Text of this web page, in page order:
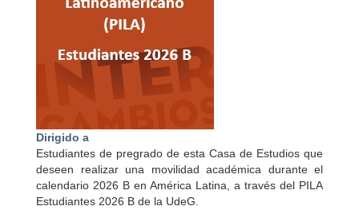
Dirigido a
Estudiantes de pregrado de esta Casa de Estudios que
deseen realizar una movilidad académica durante el
calendario 2026 B en América Latina, a través del PILA
Estudiantes 2026 B de la UdeG.